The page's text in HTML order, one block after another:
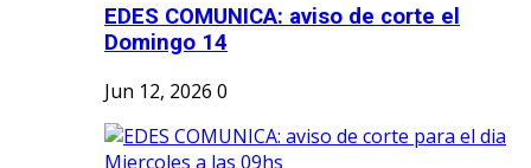
EDES COMUNICA: aviso de corte el
Domingo 14
Jun 12, 2026 0